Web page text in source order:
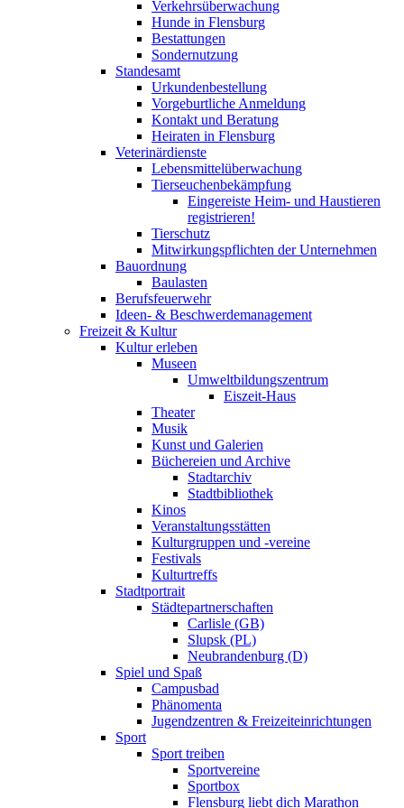
Verkehrsüberwachung
Hunde in Flensburg
Bestattungen
Sondernutzung
Standesamt
Urkundenbestellung
Vorgeburtliche Anmeldung
Kontakt und Beratung
Heiraten in Flensburg
Veterinärdienste
Lebensmittelüberwachung
Tierseuchenbekämpfung
Eingereiste Heim- und Haustieren
registrieren!
Tierschutz
Mitwirkungspflichten der Unternehmen
Bauordnung
Baulasten
Berufsfeuerwehr
Ideen- & Beschwerdemanagement
Freizeit & Kultur
Kultur erleben
Museen
Umweltbildungszentrum
Eiszeit-Haus
Theater
Musik
Kunst und Galerien
Büchereien und Archive
Stadtarchiv
Stadtbibliothek
Kinos
Veranstaltungsstätten
Kulturgruppen und -vereine
Festivals
Kulturtreffs
Stadtportrait
Städtepartnerschaften
Carlisle (GB)
Slupsk (PL)
Neubrandenburg (D)
Spiel und Spaß
Campusbad
Phänomenta
Jugendzentren & Freizeiteinrichtungen
Sport
Sport treiben
Sportvereine
Sportbox
Flensburg liebt dich Marathon